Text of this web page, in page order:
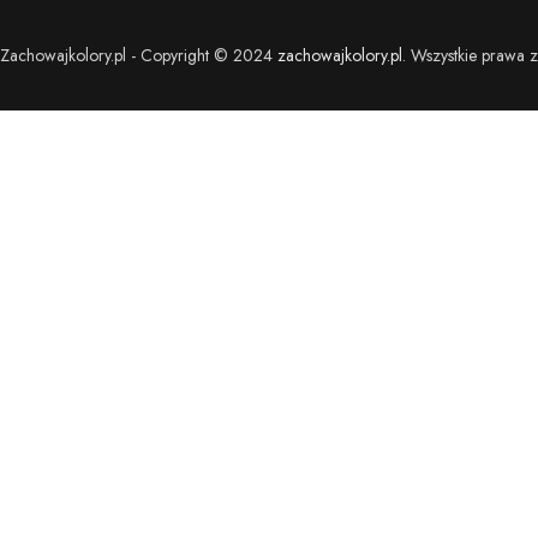
Zachowajkolory.pl - Copyright © 2024 zachowajkolory.pl. Wszystkie prawa